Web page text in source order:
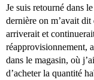
Je suis retourné dans
dernière on m’avait
arriverait et
réapprovisionnement,
dans le magasin, où
d’acheter la quantité